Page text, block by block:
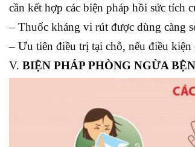
cần kết hợp các biện pháp hồi sức tích
– Thuốc kháng vi rút được dùng càng
– Ưu tiên điều trị tại chỗ, nếu điều kiện
V. BIỆN PHÁP PHÒNG NGỪA